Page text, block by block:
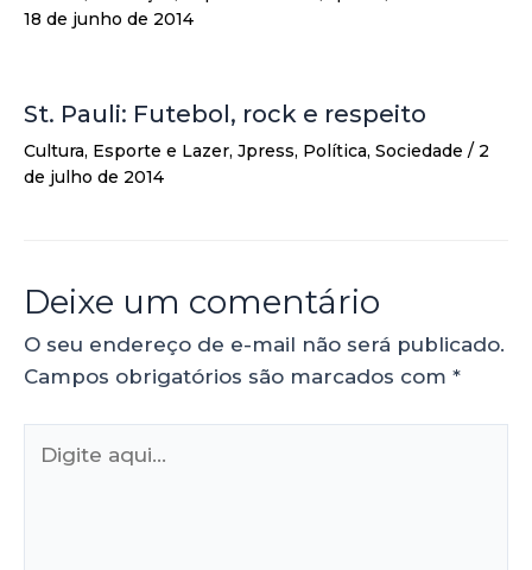
18 de junho de 2014
St. Pauli: Futebol, rock e respeito
Cultura, Esporte e Lazer, Jpress, Política, Sociedade / 2
de julho de 2014
Deixe um comentário
O seu endereço de e-mail não será publicado.
Campos obrigatórios são marcados com *